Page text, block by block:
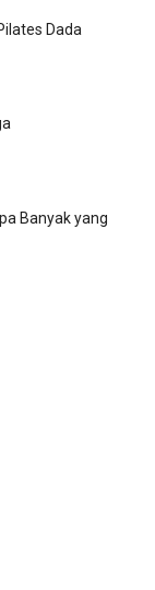
Dada
Banyak yang